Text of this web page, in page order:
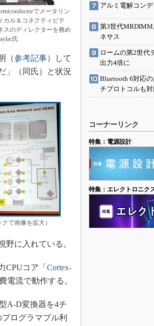
でメータリン
カル＆コネクティビテ
スのディレクターを務め
氏
（参考記事）して
」（同氏）と状況
で画像を拡大）
に入れている。
コア「 Cortex-
電流で動作する。
A-D変換器を4チ
ログラマブル利
アルミ電解コン
第3世代
ネサス
ロームの第2世代
出力4倍に
Bluetooth 6対応
チプロトコルも
コーナーリンク
特集：電源設計
特集：エレクトロニク